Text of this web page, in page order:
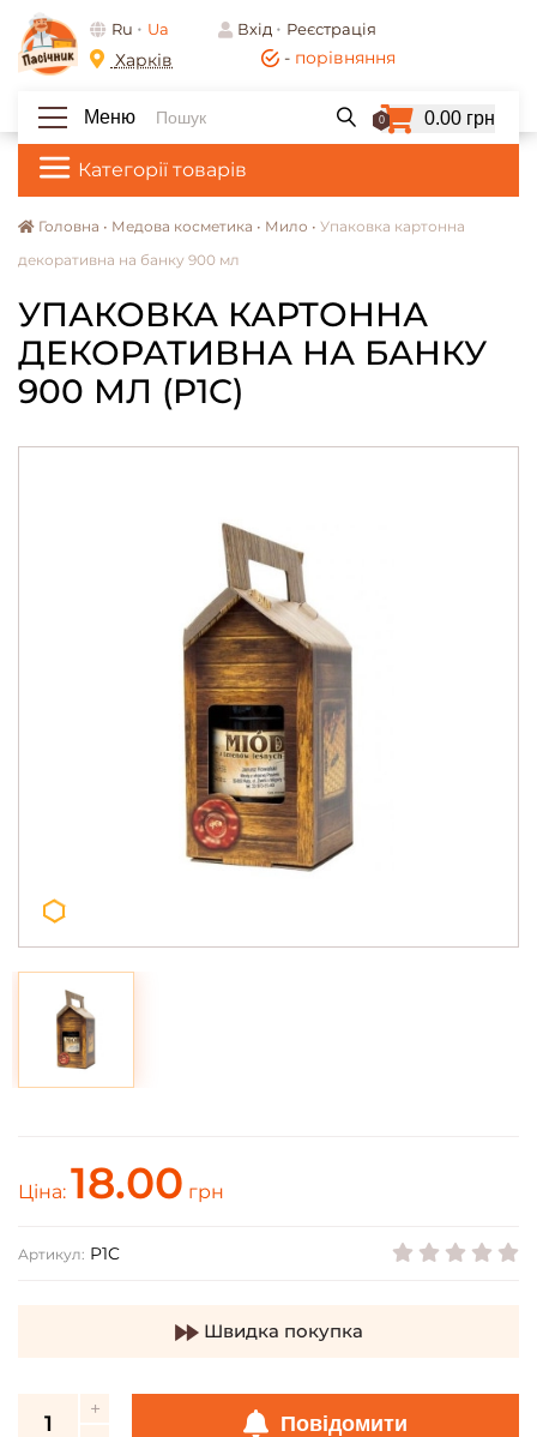
- порівняння
Ru Ua Вхід Реєстрація
Харків
Категорії товарів
Меню 0 0.00 грн
Головна • Медова косметика • Мило • Упаковка картонна
декоративна на банку 900 мл
УПАКОВКА КАРТОННА
ДЕКОРАТИВНА НА БАНКУ
900 МЛ (P1C)
Ціна: 18.00 грн
Артикул: P1C
Швидка покупка
Повідомити